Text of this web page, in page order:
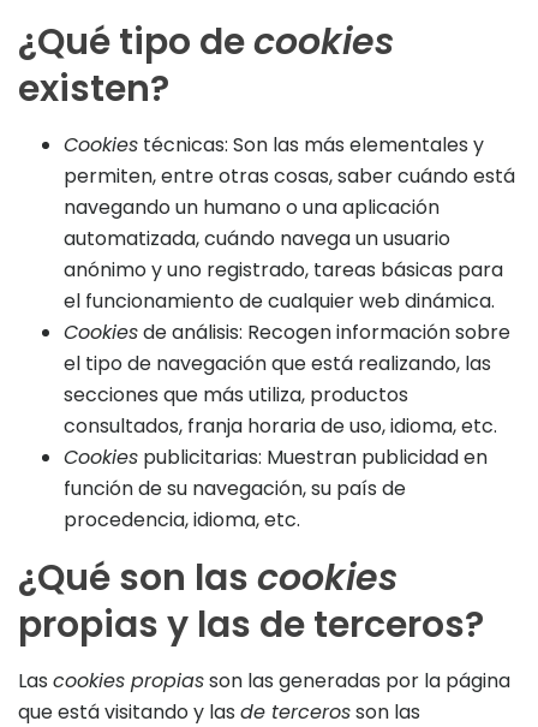
¿Qué tipo decookies
existen?
Cookiestécnicas: Son las más elementales y
permiten, entre otras cosas, saber cuándo está
navegando un humano o una aplicación
automatizada, cuándo navega un usuario
anónimo y uno registrado, tareas básicas para
el funcionamiento de cualquier web dinámica.
Cookiesde análisis: Recogen información sobre
el tipo de navegación que está realizando, las
secciones que más utiliza, productos
consultados, franja horaria de uso, idioma, etc.
Cookiespublicitarias: Muestran publicidad en
función de su navegación, su país de
procedencia, idioma, etc.
¿Qué son lascookies
propias y las de terceros?
Las cookies propiasson las generadas por la página
que está visitando y las de tercerosson las